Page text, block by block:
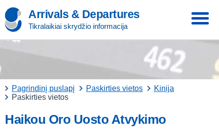
Arrivals & Departures
Tikralaikiai skrydžio informacija
Pagrindinį puslapį Paskirties vietos
Kinija
Paskirties vietos
Haikou Oro Uosto Atvykimo